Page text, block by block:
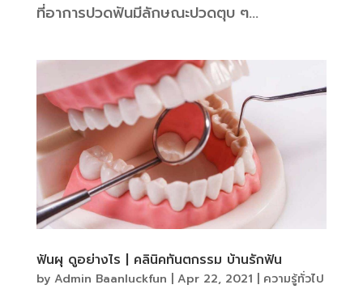
ที่อาการปวดฟันมีลักษณะปวดตุบ ๆ...
ฟันผุ ดูอย่างไร | คลินิคทันตกรรม บ้านรักฟัน
by Admin Baanluckfun Apr 22, 2021 ความรู้ทั่วไป